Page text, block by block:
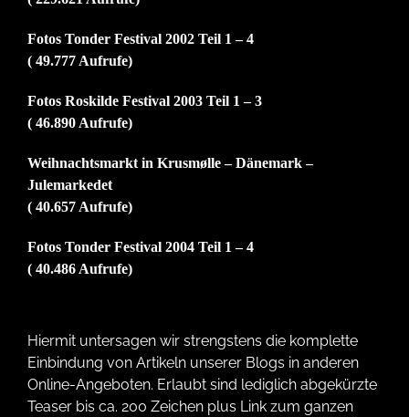
Fotos Tonder Festival 2002 Teil 1 – 4
( 49.777 Aufrufe)
Fotos Roskilde Festival 2003 Teil 1 – 3
( 46.890 Aufrufe)
Weihnachtsmarkt in Krusmølle – Dänemark –
Julemarkedet
( 40.657 Aufrufe)
Fotos Tonder Festival 2004 Teil 1 – 4
( 40.486 Aufrufe)
Hiermit untersagen wir strengstens die komplette
Einbindung von Artikeln unserer Blogs in anderen
Online-Angeboten. Erlaubt sind lediglich abgekürzte
Teaser bis ca. 200 Zeichen plus Link zum ganzen